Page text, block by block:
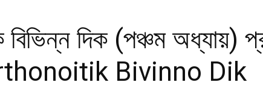
বিভিন্ন দিক (পঞ্চম অধ্যায়)
Bivinno Dik